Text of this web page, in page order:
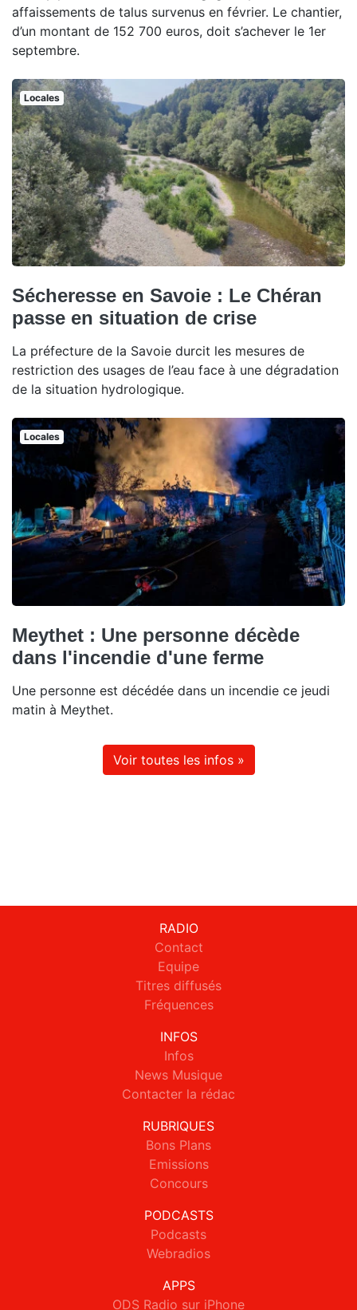
affaissements de talus survenus en février. Le chantier,
d’un montant de 152 700 euros, doit s’achever le 1er
septembre.
Locales
Sécheresse en Savoie : Le Chéran
passe en situation de crise
La préfecture de la Savoie durcit les mesures de
restriction des usages de l’eau face à une dégradation
de la situation hydrologique.
Locales
Meythet : Une personne décède
dans l'incendie d'une ferme
Une personne est décédée dans un incendie ce jeudi
matin à Meythet.
Voir toutes les infos »
RADIO
Contact
Equipe
Titres diffusés
Fréquences
INFOS
Infos
News Musique
Contacter la rédac
RUBRIQUES
Bons Plans
Emissions
Concours
PODCASTS
Podcasts
Webradios
APPS
ODS Radio sur iPhone